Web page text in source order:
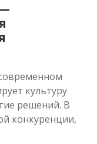
культуру
решений. В
конкуренции,